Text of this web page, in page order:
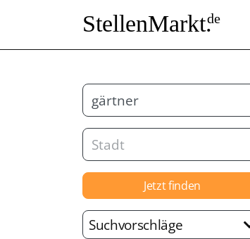
StellenMarkt.de
Jetzt finden
Suchvorschläge